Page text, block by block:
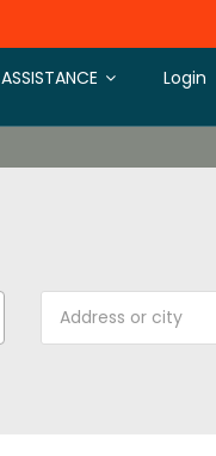
Login
ASSISTANCE